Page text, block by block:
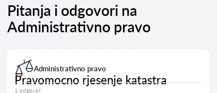
Pitanja i odgovori na
Administrativno pravo
Administrativno pravo
Pravomocno rjesenje katastra
1 odgovor